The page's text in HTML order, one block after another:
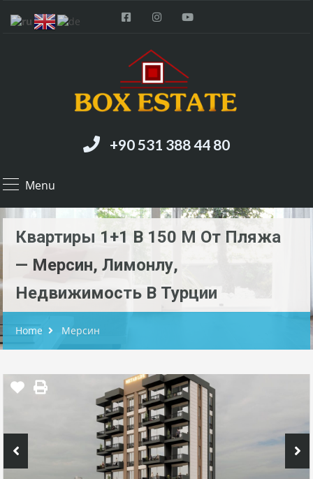
+90 531 388 44 80
Menu
Квартиры 1+1 В 150 М От Пляжа
— Мерсин, Лимонлу,
Недвижимость В Турции
Home Мерсин